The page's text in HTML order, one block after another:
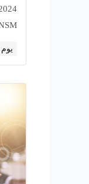
“
2024 - 15:00